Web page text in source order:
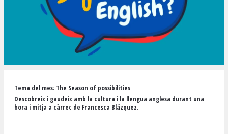
Tema del mes: The Season of possibilities
Descobreix i gaudeix amb la cultura i la llengua anglesa durant una
hora i mitja a càrrec de Francesca Blázquez.